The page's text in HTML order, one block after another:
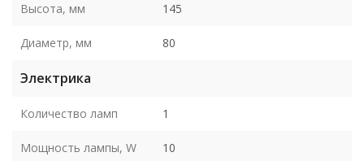
Высота, мм 145
Диаметр, мм 80
Электрика
Количество ламп 1
Мощность лампы, W 10